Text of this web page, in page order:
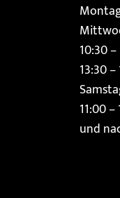
10:30
13:30
11:00
und